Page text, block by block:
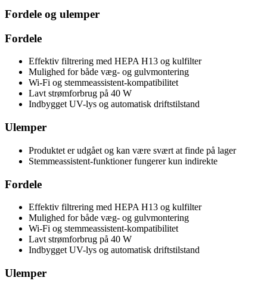
Fordele og ulemper
Fordele
Effektiv filtrering med HEPA H13 og kulfilter
Mulighed for både væg- og gulvmontering
Wi-Fi og stemmeassistent-kompatibilitet
Lavt strømforbrug på 40 W
Indbygget UV-lys og automatisk driftstilstand
Ulemper
Produktet er udgået og kan være svært at finde på lager
Stemmeassistent-funktioner fungerer kun indirekte
Fordele
Effektiv filtrering med HEPA H13 og kulfilter
Mulighed for både væg- og gulvmontering
Wi-Fi og stemmeassistent-kompatibilitet
Lavt strømforbrug på 40 W
Indbygget UV-lys og automatisk driftstilstand
Ulemper